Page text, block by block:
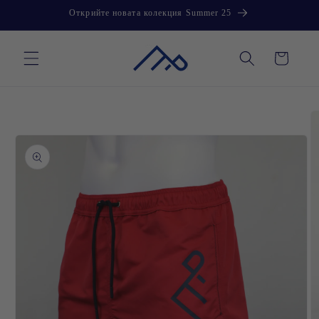
съдържанието
Открийте новата колекция Summer 25
Количка
за продукта